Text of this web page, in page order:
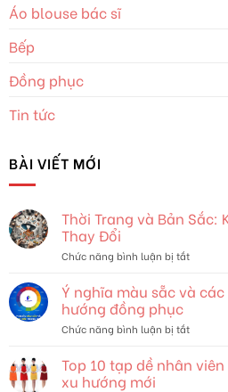
Áo blouse bác sĩ
Bếp
Đồng phục
Tin tức
BÀI VIẾT MỚI
Thời Trang và Bản Sắc:
Thay Đổi
Chức năng bình luận bị tắtở
Trang
và
Sắc:
Phá
Ý nghĩa màu sẵc và
hướng đồng phục
Chức năng bình luận bị tắtở
nghĩa
màu
Top 10 tạp dề nhân
xu hướng mới